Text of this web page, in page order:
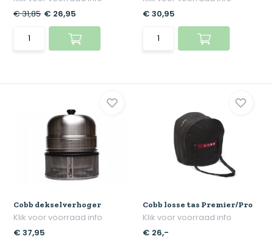
€ 31,85 € 26,95
€ 30,95
Cobb dekselverhoger
Klik voor voorraad info
€ 37,95
Cobb losse tas Premier/Pro
Klik voor voorraad info
€ 26,-